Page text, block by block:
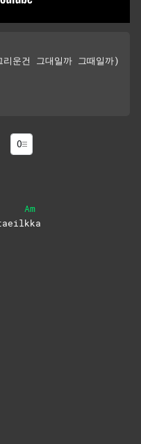
건 그대일까 그때일까)
Am
kka